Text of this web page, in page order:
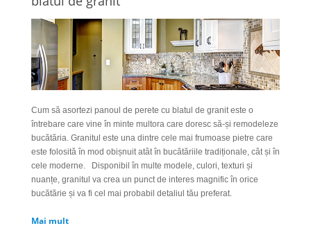
Cum să asortezi panoul de perete cu blatul de granit este o
întrebare care vine în minte multora care doresc să-și remodeleze
bucătăria. Granitul este una dintre cele mai frumoase pietre care
este folosită în mod obișnuit atât în bucătăriile tradiționale, cât și în
cele moderne.
Disponibil în multe modele, culori, texturi și
nuanțe, granitul va crea un punct de interes magnific în orice
bucătărie și va fi cel mai probabil detaliul tău preferat.
Mai mult